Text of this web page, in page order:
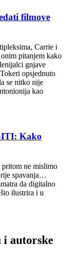
filmove
Carrie i
pitanjem kako
gnjave
opsjednuto
se nitko nije
kao
Kako
ne mislimo
spavanja…
da digitalno
ilustrira i u
autorske